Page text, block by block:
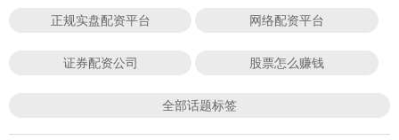
正规实盘配资平台 网络配资平台
证券配资公司 股票怎么赚钱
全部话题标签